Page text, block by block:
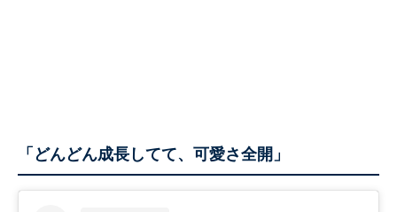
「どんどん成長してて、可愛さ全開」